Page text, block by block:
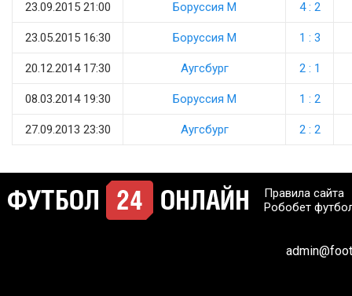
23.09.2015 21:00 Боруссия М 4 : 2
23.05.2015 16:30 Боруссия М 1 : 3
20.12.2014 17:30 Аугсбург 2 : 1
08.03.2014 19:30 Боруссия М 1 : 2
27.09.2013 23:30 Аугсбург 2 : 2
Правила сайта
Робобет